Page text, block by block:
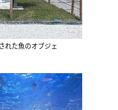
れた魚のオブジェ